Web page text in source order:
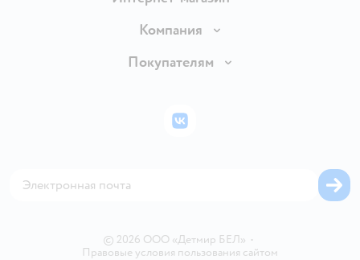
Доставка и оплата
Правила продажи
Политика использования файлов cookie
Компания
Вакансии
Покупателям
Бонусные карты
© 2026 ООО «Детмир БЕЛ» •
Правовые условия пользования сайтом
ВКонтакте